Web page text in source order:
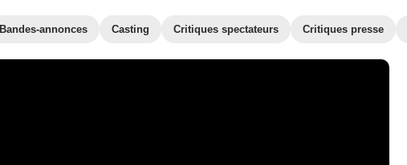
Bandes-annonces Casting Critiques spectateurs Critiques presse